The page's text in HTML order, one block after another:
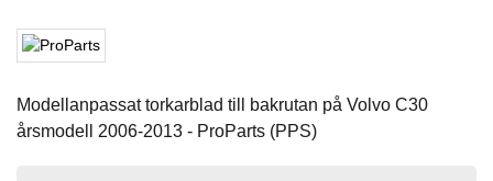
Modellanpassat torkarblad till bakrutan på Volvo C30
årsmodell 2006-2013 - ProParts (PPS)